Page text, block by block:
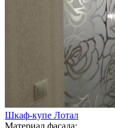
Шкаф-купе Лотал
Материал фасада: